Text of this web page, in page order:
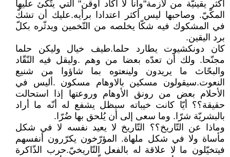
أكثر يقينيّة من لازمة"وأنا لا أكاد أوقن" التي يتّكئ عليها
المكّيّ. وصاحبها ليس أكثر اعتدادا برأيه.عليك أن تشكّ
في المشكوك فيه شكّا يخلصه من التّخمين ويدثّره بكلّ
برد اليقين.
كان دونكشيوت يطارد حلما.طيف خيال وليكن حلما
مجنّحا. ولك أن تعدّه بعضا من وهم .وليقل فيه النّقّاد
والبحّاث ما يريدون ولينعتوه بما شاؤوا من شنيع
النعوت.سيقولون مسكين بالاوهام مسكون .أليس في
الأحلام بعض من رونق الأوهام وروعتها إذا استحالت
حقيقة؟؟ أيّا كانت خيباته سيظل يشفع له أنّه ما أراد
بالبشريّة شرّا. وما سعى إلى أن يُلحق بها ضُرّا.
وماذا عن التّاريخ؟؟ التّاريخ لا يعيد نفسه لا في شكل
مأساة ولا في شكل ملهاة. المؤرّخون يكرّرون أنفسهم
فيتخيّلون ما لا علاقة له بالفعل التّاريخيّ.حرب الذّاكرة